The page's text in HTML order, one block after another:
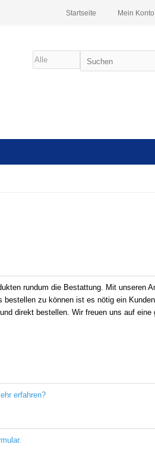
Mein Konto
Startseite
rundum die Bestattung. Mit unseren
bestellen zu können ist es nötig ein
direkt bestellen. Wir freuen uns auf eine
erfahren?
.